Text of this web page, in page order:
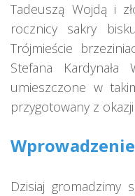
Tadeuszą Wojdą i
rocznicy sakry
Trójmieście
Stefana Kardynała
umieszczone w
przygotowany z
Dzisiaj gromadzimy